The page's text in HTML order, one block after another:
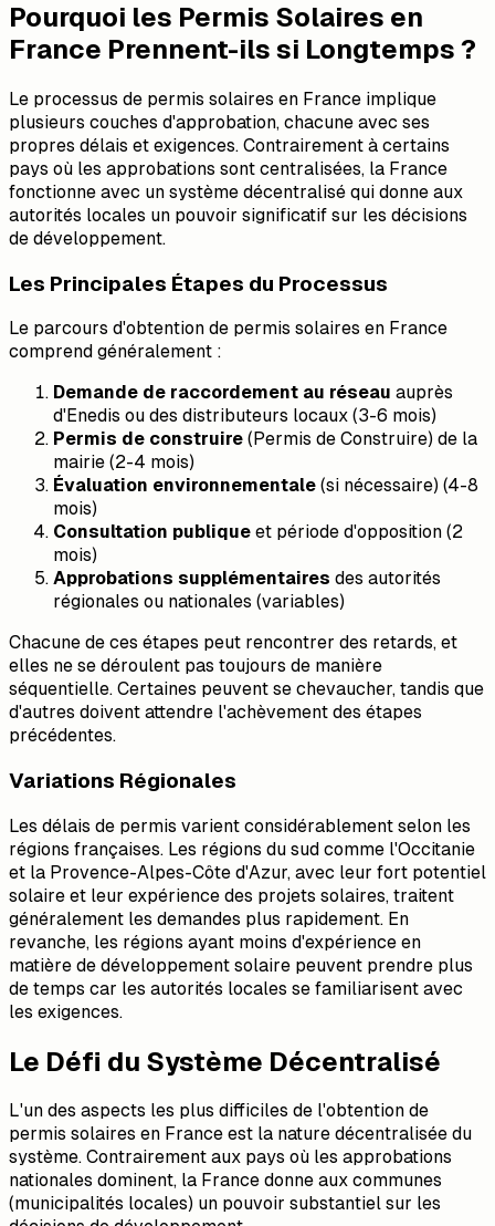
Pourquoi les Permis Solaires en
France Prennent-ils si Longtemps ?
Le processus de permis solaires en France implique
plusieurs couches d'approbation, chacune avec ses
propres délais et exigences. Contrairement à certains
pays où les approbations sont centralisées, la France
fonctionne avec un système décentralisé qui donne aux
autorités locales un pouvoir significatif sur les décisions
de développement.
Les Principales Étapes du Processus
Le parcours d'obtention de permis solaires en France
comprend généralement :
Demande de raccordement au réseau auprès
d'Enedis ou des distributeurs locaux (3-6 mois)
Permis de construire (Permis de Construire) de la
mairie (2-4 mois)
Évaluation environnementale (si nécessaire) (4-8
mois)
Consultation publique et période d'opposition (2
mois)
Approbations supplémentaires des autorités
régionales ou nationales (variables)
Chacune de ces étapes peut rencontrer des retards, et
elles ne se déroulent pas toujours de manière
séquentielle. Certaines peuvent se chevaucher, tandis que
d'autres doivent attendre l'achèvement des étapes
précédentes.
Variations Régionales
Les délais de permis varient considérablement selon les
régions françaises. Les régions du sud comme l'Occitanie
et la Provence-Alpes-Côte d'Azur, avec leur fort potentiel
solaire et leur expérience des projets solaires, traitent
généralement les demandes plus rapidement. En
revanche, les régions ayant moins d'expérience en
matière de développement solaire peuvent prendre plus
de temps car les autorités locales se familiarisent avec
les exigences.
Le Défi du Système Décentralisé
L'un des aspects les plus difficiles de l'obtention de
permis solaires en France est la nature décentralisée du
système. Contrairement aux pays où les approbations
nationales dominent, la France donne aux communes
(municipalités locales) un pouvoir substantiel sur les